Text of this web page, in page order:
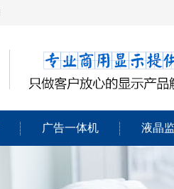
广告一体机 液晶